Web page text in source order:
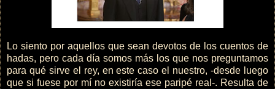
Lo siento por aquellos que sean devotos de los cuentos de
hadas, pero cada día somos más los que nos preguntamos
para qué sirve el rey, en este caso el nuestro, -desde luego
que si fuese por mí no existiría ese paripé real-. Resulta de